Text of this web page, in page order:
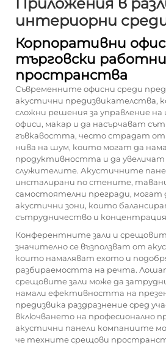
интериорни
Корпоративни
търговски работни
пространства
Съвременните офисни среди
акустични предизвикателства,
сложни решения за управление
офиси, макар и да насърчават
гъвкавостта, често страдат от
нива на шум, които могат да
продуктивността и да увеличат
служителите. Акустичните
инсталирани по стените,
самостоятелни прегради, могат
акустични зони, които
сътрудничество и
Конферентните зали и
значително се възползват от
които намаляват ехото и
разбираемостта на речта.
срещовите зали може да
намали ефективността на
предизвика раздразнение сред
включването на професионално
акустични панели компаниите
че техните срещови